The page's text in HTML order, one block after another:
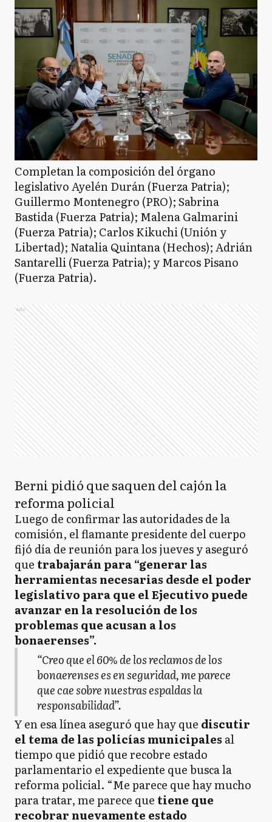
Completan la composición del órgano
legislativo Ayelén Durán (Fuerza Patria);
Guillermo Montenegro (PRO); Sabrina
Bastida (Fuerza Patria); Malena Galmarini
(Fuerza Patria); Carlos Kikuchi (Unión y
Libertad); Natalia Quintana (Hechos); Adrián
Santarelli (Fuerza Patria); y Marcos Pisano
(Fuerza Patria).
Ads
Berni pidió que saquen del cajón la
reforma policial
Luego de confirmar las autoridades de la
comisión, el flamante presidente del cuerpo
fijó día de reunión para los jueves y aseguró
que trabajarán para “generar las
herramientas necesarias desde el poder
legislativo para que el Ejecutivo puede
avanzar en la resolución de los
problemas que acusan a los
bonaerenses”.
“Creo que el 60% de los reclamos de los
bonaerenses es en seguridad, me parece
que cae sobre nuestras espaldas la
responsabilidad”.
Y en esa línea aseguró que hay que discutir
el tema de las policías municipales al
tiempo que pidió que recobre estado
parlamentario el expediente que busca la
reforma policial. “Me parece que hay mucho
para tratar, me parece que tiene que
recobrar nuevamente estado